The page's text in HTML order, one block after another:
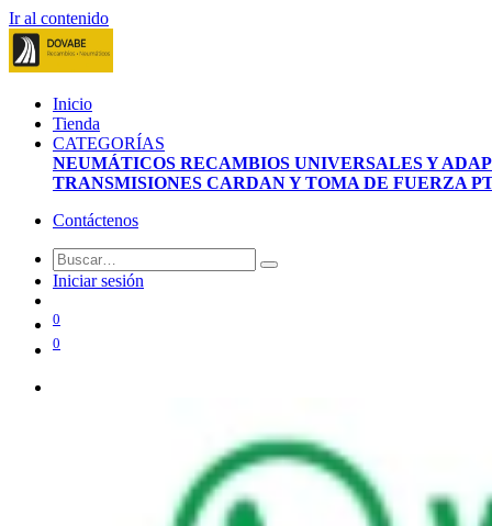
Ir al contenido
Inicio
Tienda
CATEGORÍAS
NEUMÁTICOS RECAMBIOS UNIVERSALES Y
TRANSMISIONES CARDAN Y TOMA DE FUERZA
Contáctenos
Iniciar sesión
0
0